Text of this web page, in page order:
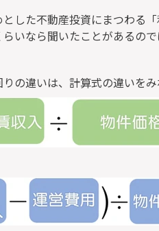
した不動産投資にまつわる
いなら聞いたことがあるので
の違いは、計算式の違いをみ